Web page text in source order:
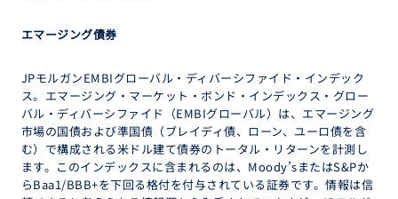
エマージング債券
JPモルガンEMBIグローバル・ディバーシファイド・インデック
ス。エマージング・マーケット・ボンド・インデックス・グロー
バル・ディバーシファイド（EMBIグローバル）は、エマージング
市場の国債および準国債（ブレイディ債、ローン、ユーロ債を含
む）で構成される米ドル建て債券のトータル・リターンを計測し
ます。このインデックスに含まれるのは、Moody’sまたはS&Pか
らBaa1/BBB+を下回る格付を付与されている証券です。情報は信